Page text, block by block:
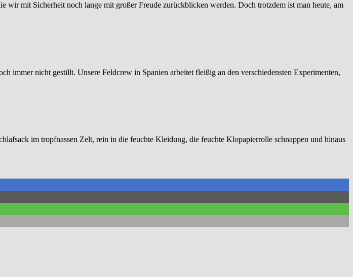
mit Sicherheit noch lange mit großer Freude zurückblicken werden. Doch trotzdem ist man heute, am
immer nicht gestillt. Unsere Feldcrew in Spanien arbeitet fleißig an den verschiedensten Experimenten,
im tropfnassen Zelt, rein in die feuchte Kleidung, die feuchte Klopapierrolle schnappen und hinaus